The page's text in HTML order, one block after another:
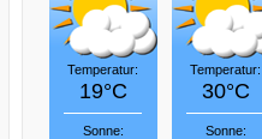
Temperatur:
19°C
Sonne:
Temperatur:
30°C
Sonne: